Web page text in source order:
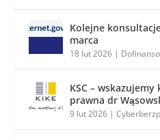
Kolejne
marca
18 lut 2026 |
KSC –
prawna dr
9 lut 2026 |